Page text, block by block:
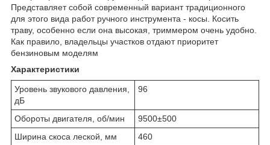
Представляет собой современный вариант традиционного
для этого вида работ ручного инструмента - косы. Косить
траву, особенно если она высокая, триммером очень удобно.
Как правило, владельцы участков отдают приоритет
бензиновым моделям
Характеристики
Уровень звукового давления,
дБ
96
Обороты двигателя, об/мин
9500±500
Ширина скоса леской, мм
460